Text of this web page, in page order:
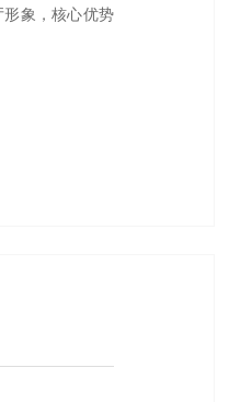
形象，核心优势